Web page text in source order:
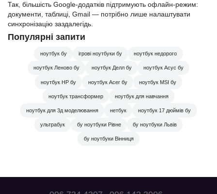
Так, більшість Google-додатків підтримують офлайн-режим:
документи, таблиці, Gmail — потрібно лише налаштувати
синхронізацію заздалегідь.
Популярні запити
ноутбук бу ігрові ноутбуки бу ноутбук недорого
ноутбук Леново бу ноутбук Делл бу ноутбук Асус бу
ноутбук HP бу ноутбук Acer бу ноутбук MSI бу
ноутбук трансформер ноутбук для навчання
ноутбук для 3д моделювання нетбук ноутбук 17 дюймів бу
ультрабук бу ноутбуки Рівне бу ноутбуки Львів
бу ноутбуки Вінниця